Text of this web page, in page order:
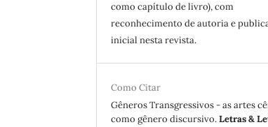
como capítulo de livro), com
reconhecimento de autoria e
inicial nesta revista.
Como Citar
Gêneros Transgressivos - as artes
como gênero discursivo.Letras &